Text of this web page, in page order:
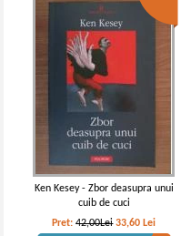
Ken Kesey - Zbor deasupra unui
cuib de cuci
Pret:42,00Lei 33,60 Lei